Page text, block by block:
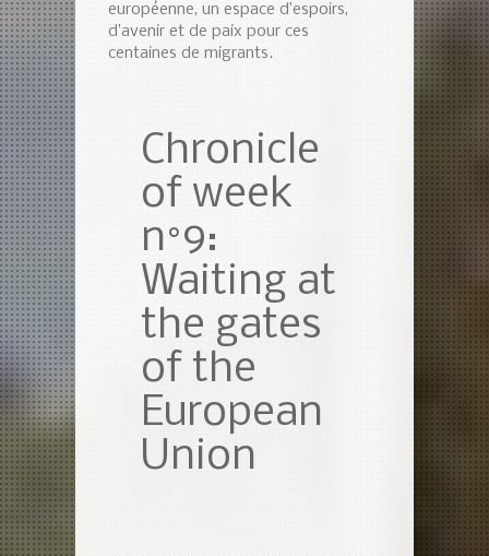
européenne, un espace d’espoirs,
d’avenir et de paix pour ces
centaines de migrants.
Chronicle
of week
n°9:
Waiting at
the gates
of the
European
Union